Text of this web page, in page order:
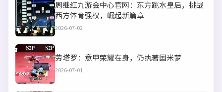
周继红九游会中心官网：东方跳水皇后，挑战
西方体育强权，崛起新篇章
2026-07-02
劳塔罗：意甲荣耀在身，仍执著国米梦
2026-07-01